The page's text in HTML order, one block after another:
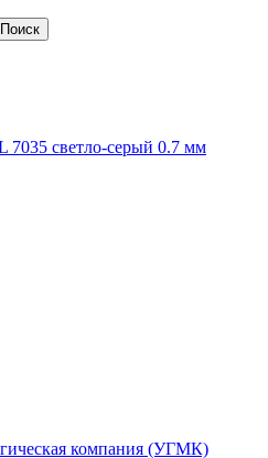
светло-серый 0.7 мм